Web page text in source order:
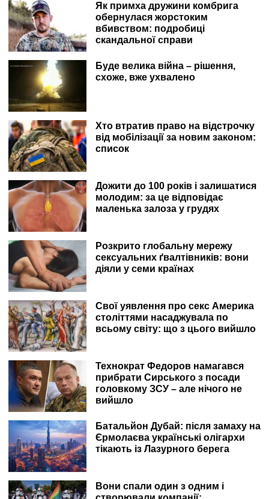
Як примха дружини комбрига
обернулася жорстоким
вбивством: подробиці
скандальної справи
Буде велика війна – рішення,
схоже, вже ухвалено
Хто втратив право на відстрочку
від мобілізації за новим законом:
список
Дожити до 100 років і залишатися
молодим: за це відповідає
маленька залоза у грудях
Розкрито глобальну мережу
сексуальних ґвалтівників: вони
діяли у семи країнах
Свої уявлення про секс Америка
століттями насаджувала по
всьому світу: що з цього вийшло
Технократ Федоров намагався
прибрати Сирського з посади
головкому ЗСУ – але нічого не
вийшло
Батальйон Дубай: після замаху на
Єрмолаєва українські олігархи
тікають із Лазурного берега
Вони спали один з одним і